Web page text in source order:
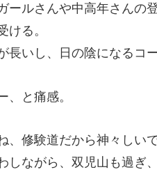
ールさんや中高年さんの
ける。
長いし、日の陰になるコー
、と痛感。
、修験道だから神々しい
しながら、双児山も過ぎ